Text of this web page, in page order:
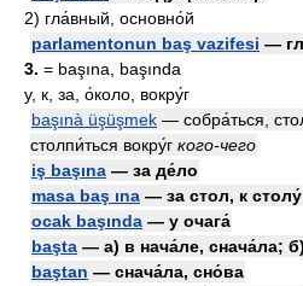
2) гла́вный, основно́й
parlamentonun baş vazifesi —
3. = başına, başında
у, к, за, о́коло, вокру́г
başınà üşüşmek — собра́ться,
столпи́ться вокру́г кого-чего
iş başına — за де́ло
masa baş ına — за стол, к столу́
ocak başında — у очага́
başta — а) в нача́ле, снача́ла;
baştan — снача́ла, сно́ва